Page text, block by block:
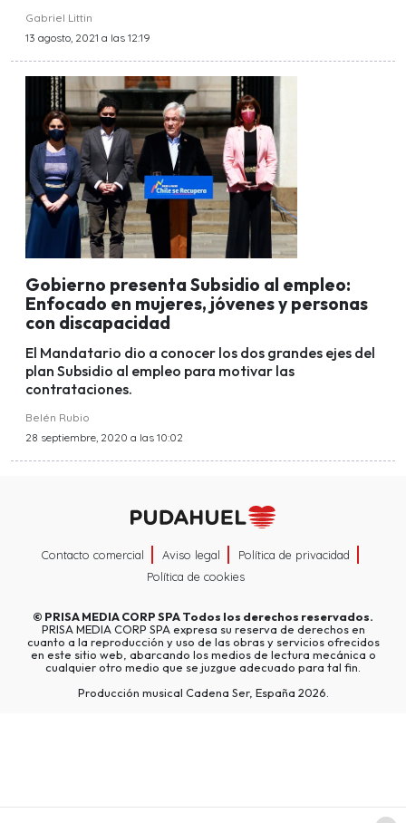
Gabriel Littin
13 agosto, 2021 a las 12:19
Gobierno presenta Subsidio al empleo:
Enfocado en mujeres, jóvenes y personas
con discapacidad
El Mandatario dio a conocer los dos grandes ejes del
plan Subsidio al empleo para motivar las
contrataciones.
Belén Rubio
28 septiembre, 2020 a las 10:02
Contacto comercial Aviso legal
Política de privacidad
Política de cookies
© PRISA MEDIA CORP SPATodos los derechos reservados.
PRISA MEDIA CORP SPA expresa su reserva de derechos en
cuanto a la reproducción y uso de las obras y servicios ofrecidos
en este sitio web, abarcando los medios de lectura mecánica o
cualquier otro medio que se juzgue adecuado para tal fin.
Producción musical Cadena Ser, España 2026.